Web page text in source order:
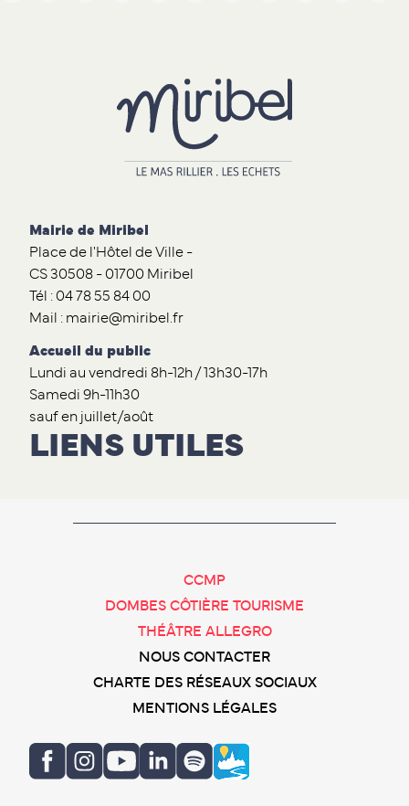
Mairie de Miribel
Place de l'Hôtel de Ville -
CS 30508 - 01700 Miribel
Tél : 04 78 55 84 00
Mail : mairie@miribel.fr
Accueil du public
Lundi au vendredi 8h-12h / 13h30-17h
Samedi 9h-11h30
sauf en juillet/août
LIENS UTILES
CCMP
DOMBES CÔTIÈRE TOURISME
THÉÂTRE ALLEGRO
NOUS CONTACTER
CHARTE DES RÉSEAUX SOCIAUX
MENTIONS LÉGALES